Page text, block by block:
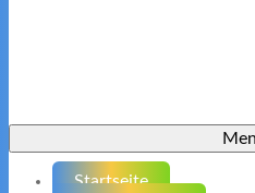
Startseite